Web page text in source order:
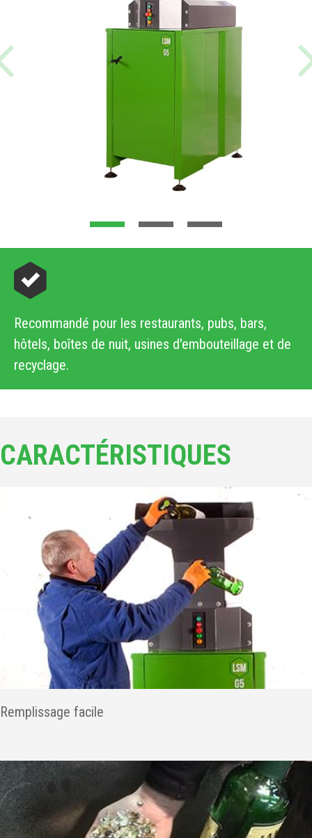
Recommandé pour les restaurants, pubs, bars,
hôtels, boîtes de nuit, usines d'embouteillage et de
recyclage.
CARACTÉRISTIQUES
Remplissage facile